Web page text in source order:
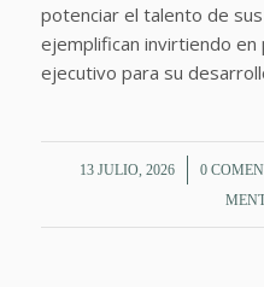
potenciar el talento de
ejemplifican invirtiendo
ejecutivo para su
13 JULIO, 2026
/ 0 /